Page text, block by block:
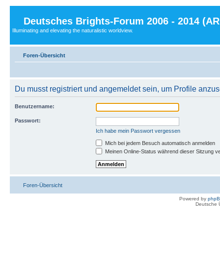
Deutsches Brights-Forum 2006 - 2014
Illuminating and elevating the naturalistic worldview.
Foren-Übersicht
Du musst registriert und angemeldet sein, um Profile
Benutzername:
Passwort:
Ich habe mein Passwort vergessen
Mich bei jedem Besuch automatisch anmelden
Meinen Online-Status während dieser Sitzung
Foren-Übersicht
Powered by
Deutsche